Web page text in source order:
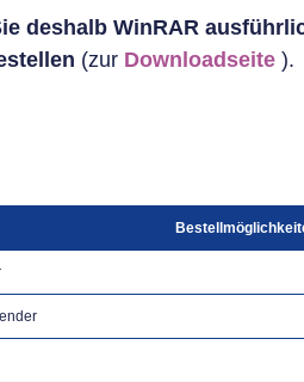
deshalb WinRAR
(zur Downloadseite ).